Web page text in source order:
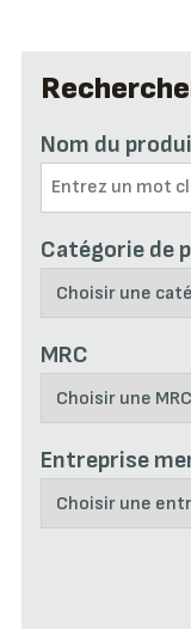
Nom du
Catégorie de
MRC
Entreprise